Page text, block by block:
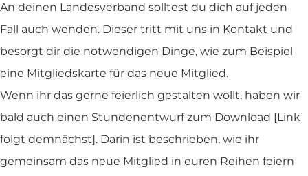
An deinen Landesverband solltest du dich auf jeden
Fall auch wenden. Dieser tritt mit uns in Kontakt und
besorgt dir die notwendigen Dinge, wie zum Beispiel
eine Mitgliedskarte für das neue Mitglied.
Wenn ihr das gerne feierlich gestalten wollt, haben wir
bald auch einen Stundenentwurf zum Download [Link
folgt demnächst]. Darin ist beschrieben, wie ihr
gemeinsam das neue Mitglied in euren Reihen feiern